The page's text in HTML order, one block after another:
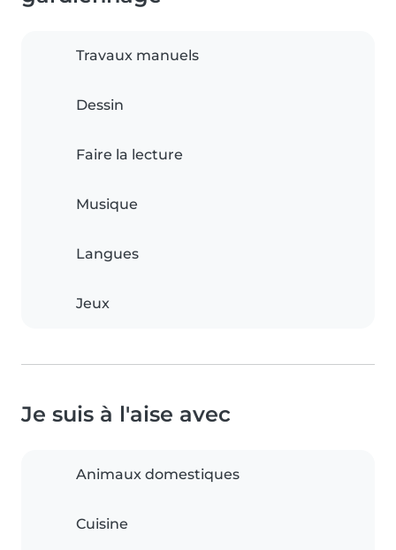
Travaux manuels
Dessin
Faire la lecture
Musique
Langues
Jeux
Je suis à l'aise avec
Animaux domestiques
Cuisine